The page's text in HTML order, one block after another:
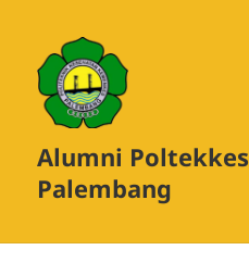
Alumni Poltekkes
Palembang